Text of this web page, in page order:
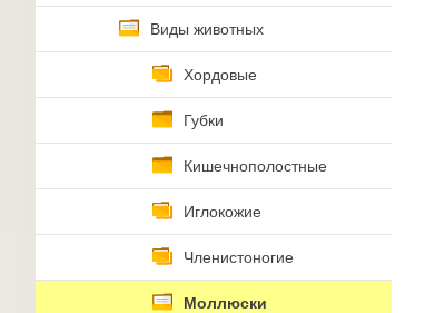
Виды животных
Хордовые
Губки
Кишечнополостные
Иглокожие
Членистоногие
Моллюски